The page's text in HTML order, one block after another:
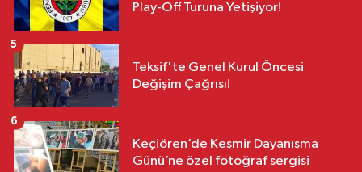
Play-Off Turuna Yetişiyor!
Teksif'te Genel Kurul Öncesi
Değişim Çağrısı!
5
Keçiören’de Keşmir Dayanışma
Günü’ne özel fotoğraf sergisi
6